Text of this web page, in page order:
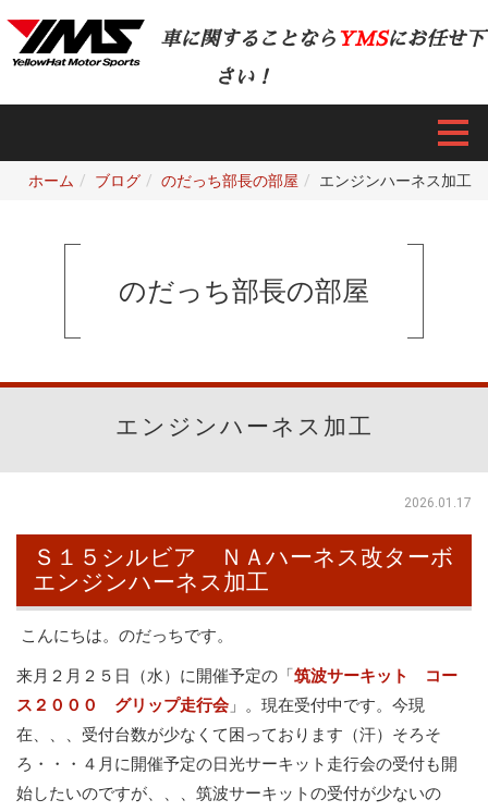
車に関することなら YMSにお任せ下
さい！
ホーム ブログ のだっち部長の部屋 エンジンハーネス加工
のだっち部長の部屋
エンジンハーネス加工
2026.01.17
Ｓ１５シルビア ＮＡハーネス改ターボ
エンジンハーネス加工
こんにちは。のだっちです。
来月２月２５日（水）に開催予定の「筑波サーキット コー
ス２０００ グリップ走行会 」。現在受付中です。今現
在、、、受付台数が少なくて困っております（汗）そろそ
ろ・・・４月に開催予定の日光サーキット走行会の受付も開
始したいのですが、、、筑波サーキットの受付が少ないの